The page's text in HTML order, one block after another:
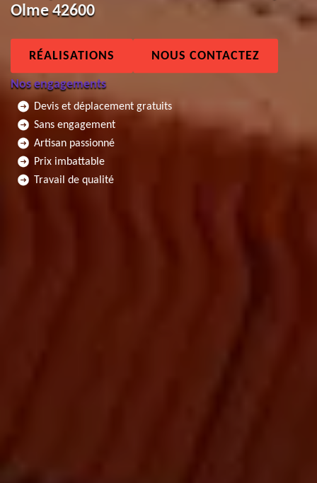
Olme 42600
RÉALISATIONS NOUS CONTACTEZ
Nos engagements
Devis et déplacement gratuits
Sans engagement
Artisan passionné
Prix imbattable
Travail de qualité